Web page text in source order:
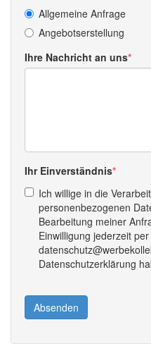
Allgemeine Anfrage
Angebotserstellung
Ihre Nachricht an uns
Ihr Einverständnis
Ich willige in die
personenbezogenen
Bearbeitung meiner
Einwilligung jederzeit
Datenschutzerklärung
Absenden